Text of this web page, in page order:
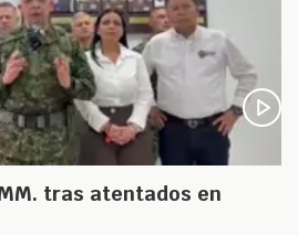
tras atentados en